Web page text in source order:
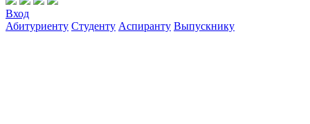
Вход
Абитуриенту Студенту Аспиранту Выпускнику